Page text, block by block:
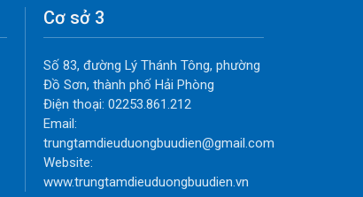
Cơ sở 3
Số 83, đường Lý Thánh Tông, phường
Đồ Sơn, thành phố Hải Phòng
Điện thoại: 02253.861.212
Email:
trungtamdieuduongbuudien@gmail.com
Website:
www.trungtamdieuduongbuudien.vn